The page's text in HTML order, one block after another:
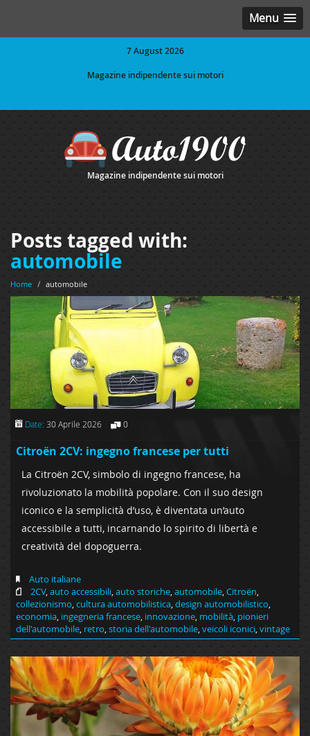
Menu
7 August 2026
Magazine indipendente sui motori
Magazine indipendente sui motori
Posts tagged with:
automobile
Home / automobile
Date: 30 Aprile 2026 0
Citroën 2CV: ingegno francese per tutti
La Citroën 2CV, simbolo di ingegno francese, ha
rivoluzionato la mobilità popolare. Con il suo design
iconico e la semplicità d’uso, è diventata un’auto
accessibile a tutti, incarnando lo spirito di libertà e
creatività del dopoguerra.
Auto italiane
2CV,auto accessibili,auto storiche,automobile,Citroën,
collezionismo,cultura automobilistica,design automobilistico,
economia, ingegneria francese, innovazione, mobilità, pionieri
dell'automobile, retro,storia dell'automobile,veicoli iconici,vintage